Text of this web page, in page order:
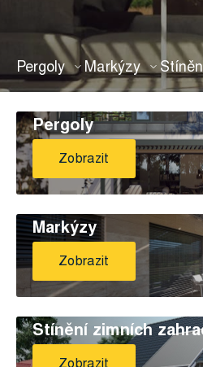
Pergoly Markýzy
Pergoly
Zobrazit
Markýzy
Zobrazit
Stínění zimních
Zobrazit